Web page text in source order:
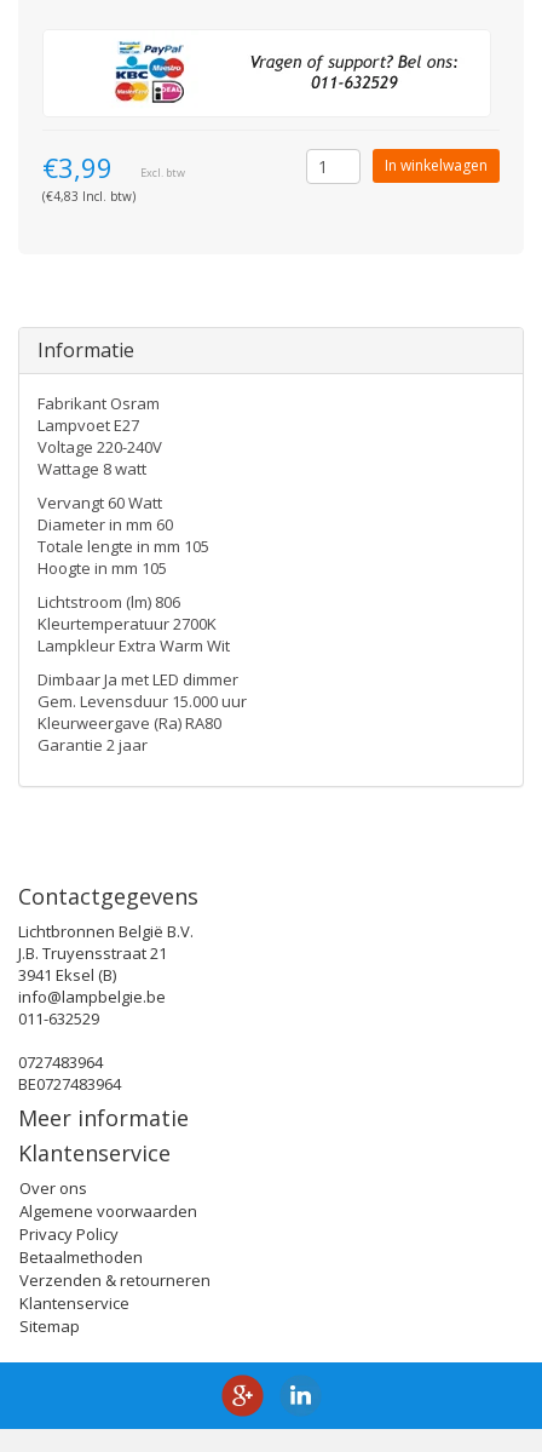
€3,99 Excl. btw
(€4,83 Incl. btw)
In winkelwagen
Informatie
Fabrikant Osram
Lampvoet E27
Voltage 220-240V
Wattage 8 watt
Vervangt 60 Watt
Diameter in mm 60
Totale lengte in mm 105
Hoogte in mm 105
Lichtstroom (lm) 806
Kleurtemperatuur 2700K
Lampkleur Extra Warm Wit
Dimbaar Ja met LED dimmer
Gem. Levensduur 15.000 uur
Kleurweergave (Ra) RA80
Garantie 2 jaar
Contactgegevens
Lichtbronnen België B.V.
J.B. Truyensstraat 21
3941 Eksel (B)
info@lampbelgie.be
011-632529
0727483964
BE0727483964
Meer informatie
Klantenservice
Over ons
Algemene voorwaarden
Privacy Policy
Betaalmethoden
Verzenden & retourneren
Klantenservice
Sitemap